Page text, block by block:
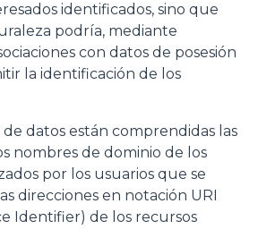
identificados, sino que
podría, mediante
con datos de posesión
la identificación de los
datos están comprendidas las
nombres de dominio de los
por los usuarios que se
direcciones en notación URI
Identifier) de los recursos